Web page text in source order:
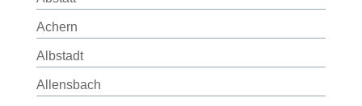
Achern
Albstadt
Allensbach